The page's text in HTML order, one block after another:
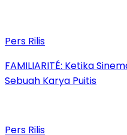
Pers Rilis
FAMILIARITÉ: Ketika
Sebuah Karya Puitis
Pers Rilis